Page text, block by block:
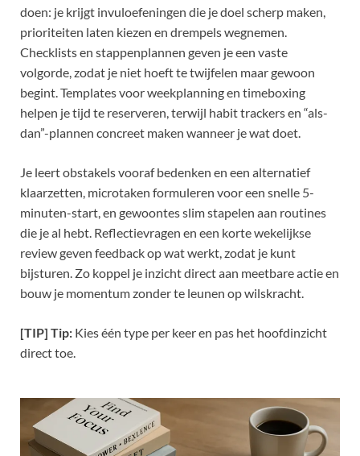
doen: je krijgt invuloefeningen die je doel scherp maken,
prioriteiten laten kiezen en drempels wegnemen.
Checklists en stappenplannen geven je een vaste
volgorde, zodat je niet hoeft te twijfelen maar gewoon
begint. Templates voor weekplanning en timeboxing
helpen je tijd te reserveren, terwijl habit trackers en “als-
dan”-plannen concreet maken wanneer je wat doet.
Je leert obstakels vooraf bedenken en een alternatief
klaarzetten, microtaken formuleren voor een snelle 5-
minuten-start, en gewoontes slim stapelen aan routines
die je al hebt. Reflectievragen en een korte wekelijkse
review geven feedback op wat werkt, zodat je kunt
bijsturen. Zo koppel je inzicht direct aan meetbare actie en
bouw je momentum zonder te leunen op wilskracht.
[TIP] Tip: Kies één type per keer en pas het hoofdinzicht
direct toe.